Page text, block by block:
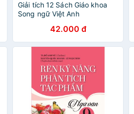
Giải tích 12 Sách Giáo khoa
Song ngữ Việt Anh
42.000 đ